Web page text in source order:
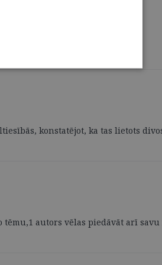
konstatējot, ka tas lietots
autors vēlas piedāvāt arī